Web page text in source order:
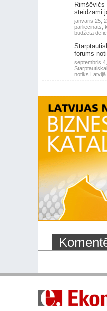
steidzami
janvāris 25,
pārliecināts,
budžeta
forums
septembris
notiks Latvijā